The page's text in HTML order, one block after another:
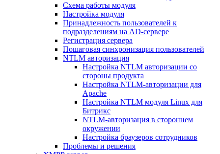
Схема работы модуля
Настройка модуля
Принадлежность пользователей к
подразделениям на AD-сервере
Регистрация сервера
Пошаговая синхронизация пользователей
NTLM авторизация
Настройка NTLM авторизации со
стороны продукта
Настройка NTLM-авторизации для
Apache
Настройка NTLM модуля Linux для
Битрикс
NTLM-авторизация в стороннем
окружении
Настройка браузеров сотрудников
Проблемы и решения